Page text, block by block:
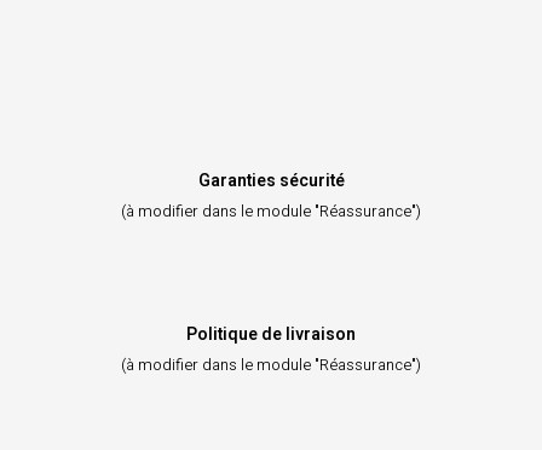
Garanties sécurité
(à modifier dans le module "Réassurance")
Politique de livraison
(à modifier dans le module "Réassurance")